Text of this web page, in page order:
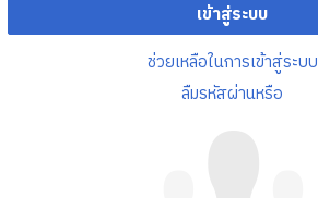
เข้าสู่ระบบ
ช่วยเหลือในการเข้าสู่ระบบ
ลืมรหัสผ่านหรือ